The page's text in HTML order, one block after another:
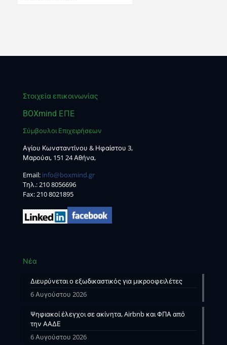
Στοιχεία επικοινωνίας
BOXmind ΕΠΕ
Σύμβουλοι Επιχειρήσεων
Αγίου Κωνσταντίνου & Ηφαίστου 3,
Μαρούσι, 151 24 Αθήνα,
Email: info@boxmind.gr
Tηλ.:210 8056696
Fax: 210 8021895
Νέα
Διευρύνεται ο εξωδικαστικός για μικροοφειλέτες
6 Αυγούστου 2026
Ψηφιακοί έλεγχοι σε ακίνητα, Airbnb και ΦΠΑ από
την ΑΑΔΕ
6 Αυγούστου 2026